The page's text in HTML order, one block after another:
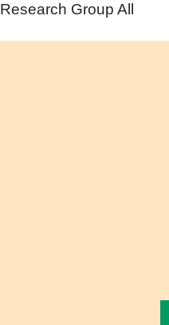
Group All